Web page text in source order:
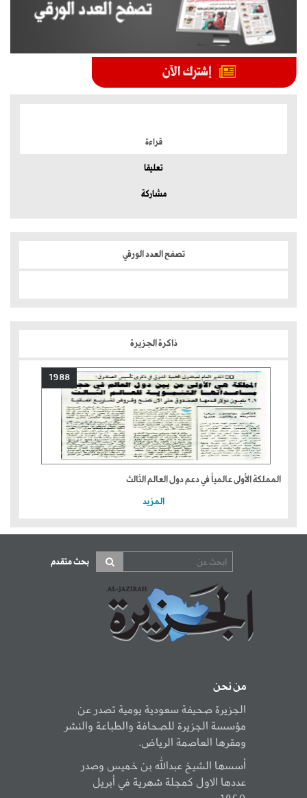
قراءة
تعليقا
مشاركة
تصفح العدد الورقي
ذاكرة الجزيرة
1988
المملكة الأولى عالمياً في دعم دول العالم الثالث
المزيد
بحث متقدم
من نحن
الجزيرة صحيفة سعودية يومية تصدر عن
مؤسسة الجزيرة للصحافة والطباعة والنشر
ومقرها العاصمة الرياض.
أسسها الشيخ عبدالله بن خميس وصدر
عددها الاول كمجلة شهرية في أبريل